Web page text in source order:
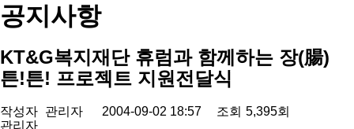
공지사항
KT&G복지재단 휴럼과 함께하는 장(腸)
튼!튼! 프로젝트 지원전달식
작성자 관리자 2004-09-02 18:57 조회 5,395회
관리자